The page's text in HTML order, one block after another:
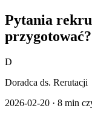
Pytania
przygotować?
D
Doradca ds. Rerutacji
2026-02-20 · 8 min